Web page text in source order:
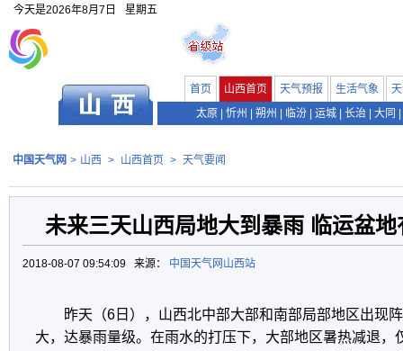
今天是2026年8月7日 星期五
首页 山西首页 天气预报 生活气象
太原
忻州 朔州 临汾 运城 长治 大同
中国天气网 > 山西 > 山西首页 > 天气要闻
未来三天山西局地大到暴雨 临运盆
2018-08-07 09:54:09 来源： 中国天气网山西站
昨天（6日），山西北中部大部和南部局部地区出现
大，达暴雨量级。在雨水的打压下，大部地区暑热减退，